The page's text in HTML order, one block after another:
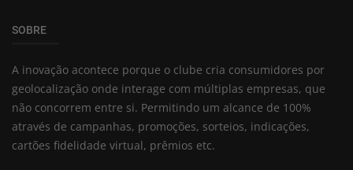
SOBRE
A inovação acontece porque o clube cria consumidores por
geolocalização onde interage com múltiplas empresas, que
não concorrem entre si. Permitindo um alcance de 100%
através de campanhas, promoções, sorteios, indicações,
cartões fidelidade virtual, prêmios etc.